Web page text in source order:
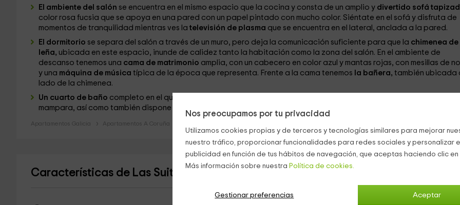
Nos preocupamos por tu privacidad
Utilizamos cookies propias y de terceros y tecnologías similares para mejorar
nuestro tráfico, proporcionar funcionalidades para redes sociales y personalizar
publicidad en función de tus hábitos de navegación, que aceptas haciendo clic
Más información sobre nuestra Política de cookies.
Aceptar
Gestionar preferencias
El ambiente del salón se encuentra en el mismo espacio que la cocina y consta de un amplio ydivertido sofá
color rosa fucsia que se apoya en una pared con un papel pintado con mucho color. Siéntate en el sofá y disfruta de
momentos de tranquilidad mientras ves la televisión de plasma que se encuentra en el lateral, anclada a la pared.
El dormitorio se separa del salón a través de un muro, pero deja la comunicación suficiente para que la chimenea de
leña, ubicada en este espacio, inunde de calidez tanto la habitación como la zona del salón. En el ambiente de
descanso tenemos una cama de matrimonio amplia, con un cabecero en color azul y mantas rojas, con mesillas de
y una máquina de música típica de la época que representa. Frente a la cama tenemos la bañera, también ubicada
lado de la chimenea.
Un cuarto de baño completo en el que encontrarás todos los sanitarios necesarios como es el caso de
mampara, así como también dispone de un
Apartamentos Galicia Apartamentos A Coruña
Características de Las Suites del Tiempo- Años 50